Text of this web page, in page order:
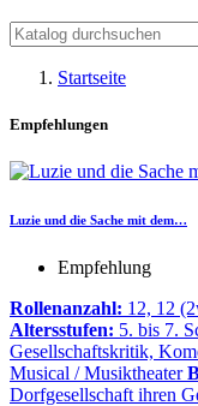
Startseite
Empfehlungen
Luzie und die Sache mit dem…
Empfehlung
Rollenanzahl: 12, 12
Altersstufen: 5. bis 7.
Gesellschaftskritik,
Musical / Musiktheater
Dorfgesellschaft ihren